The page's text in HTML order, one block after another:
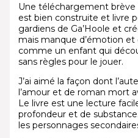
Une téléchargement brève
est bien construite et livre
gardiens de Ga’Hoole et
mais manque d’émotion et
comme un enfant qui
sans règles pour le jouer.
J’ai aimé la façon dont
l’amour et de roman mort
Le livre est une lecture
profondeur et de
les personnages